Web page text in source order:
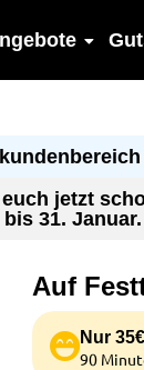
jetzt
31. Januar.
Auf
Nur
90